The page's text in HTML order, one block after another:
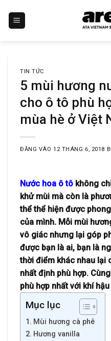
nội
TIN TỨC
5 mùi hương
cho ô tô phù
mùa hè ở Việt
ĐĂNG VÀO12 THÁNG 6, 2018
Nước hoa ô tô không
khử mùi mà còn là
thể thể hiện được
của mình. Mỗi mùi
vô giác nhưng lại góp
được bạn là ai, bạn là
thời điểm khác nhau lại
nhất định phù hợp.
phù hợp nhất với khí
Mục lục
Mùi hương cà phê
Hương vanilla